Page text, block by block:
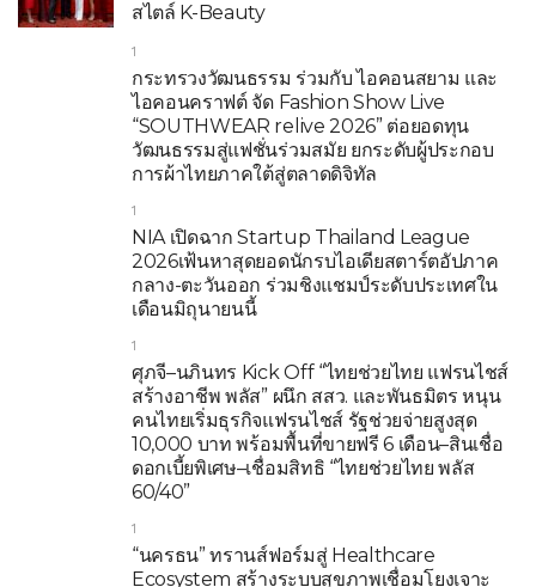
สไตล์ K-Beauty
1
กระทรวงวัฒนธรรม ร่วมกับ ไอคอนสยาม และ
ไอคอนคราฟต์ จัด Fashion Show Live
“SOUTHWEAR relive 2026” ต่อยอดทุน
วัฒนธรรมสู่แฟชั่นร่วมสมัย ยกระดับผู้ประกอบ
การผ้าไทยภาคใต้สู่ตลาดดิจิทัล
1
NIA เปิดฉาก Startup Thailand League
2026เฟ้นหาสุดยอดนักรบไอเดียสตาร์ตอัปภาค
กลาง-ตะวันออก ร่วมชิงแชมป์ระดับประเทศใน
เดือนมิถุนายนนี้
1
ศุภจี–นภินทร Kick Off “ไทยช่วยไทย แฟรนไชส์
สร้างอาชีพ พลัส” ผนึก สสว. และพันธมิตร หนุน
คนไทยเริ่มธุรกิจแฟรนไชส์ รัฐช่วยจ่ายสูงสุด
10,000 บาท พร้อมพื้นที่ขายฟรี 6 เดือน–สินเชื่อ
ดอกเบี้ยพิเศษ–เชื่อมสิทธิ “ไทยช่วยไทย พลัส
60/40”
1
“นครธน” ทรานส์ฟอร์มสู่ Healthcare
Ecosystem สร้างระบบสุขภาพเชื่อมโยงเจาะ